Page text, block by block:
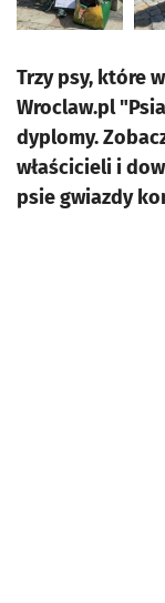
Trzy psy, które
Wroclaw.pl
dyplomy.
właścicieli i
psie gwiazdy